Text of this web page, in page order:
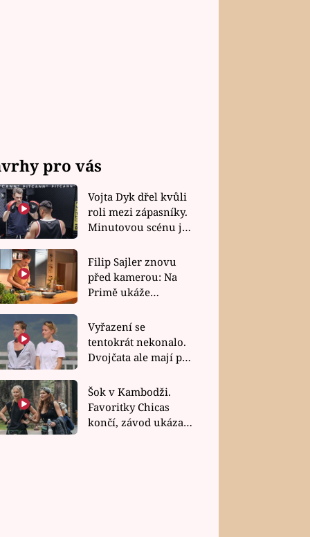
pro vás
Vojta Dyk dřel kvůli
roli mezi zápasníky.
Minutovou scénu jel
Filip Sajler znovu
před kamerou: Na
Primě ukáže
rychlé recepty
Vyřazení se
tentokrát nekonalo.
Dvojčata ale mají po
závodu nůž na krku
Šok v Kambodži.
Favoritky Chicas
končí, závod ukázal